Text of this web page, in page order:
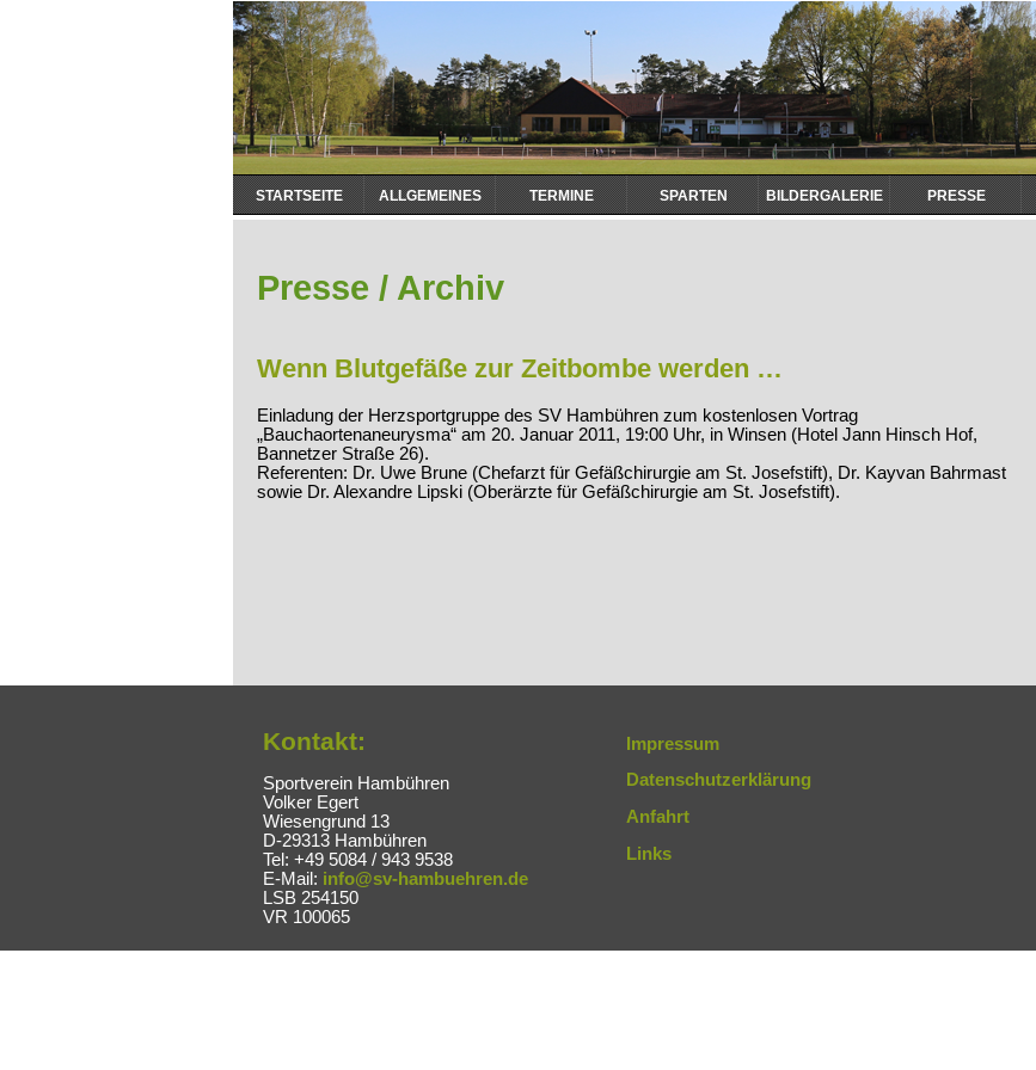
Navigation
überspringen
STARTSEITE ALLGEMEINES TERMINE SPARTEN BILDERGALERIE PRESSE
Presse / Archiv
Wenn Blutgefäße zur Zeitbombe werden …
Einladung der Herzsportgruppe des SV Hambühren zum kostenlosen Vortrag
„Bauchaortenaneurysma“ am 20. Januar 2011, 19:00 Uhr, in Winsen (Hotel Jann Hinsch Hof,
Bannetzer Straße 26).
Referenten: Dr. Uwe Brune (Chefarzt für Gefäßchirurgie am St. Josefstift), Dr. Kayvan Bahrmast
sowie Dr. Alexandre Lipski (Oberärzte für Gefäßchirurgie am St. Josefstift).
Kontakt:
Sportverein Hambühren
Volker Egert
Wiesengrund 13
D-29313 Hambühren
Tel: +49 5084 / 943 9538
E-Mail: info@sv-hambuehren.de
LSB 254150
VR 100065
Impressum
Datenschutzerklärung
Anfahrt
Links